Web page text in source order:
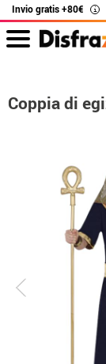
Invio gratis +80€ i
Coppia di